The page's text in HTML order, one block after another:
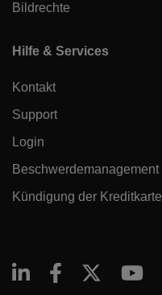
Bildrechte
Hilfe & Services
Kontakt
Support
Login
Beschwerdemanagement
Kündigung der Kreditkarte